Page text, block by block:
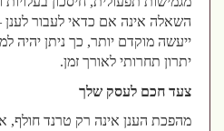
השאלה אינה אם כדאי לעבור לענן
ייעשה מוקדם יותר, כך ניתן יהיה
יתרון תחרותי לאורך זמן.
צעד חכם לעסק שלך
מהפכת הענן אינה רק טרנד חולף,